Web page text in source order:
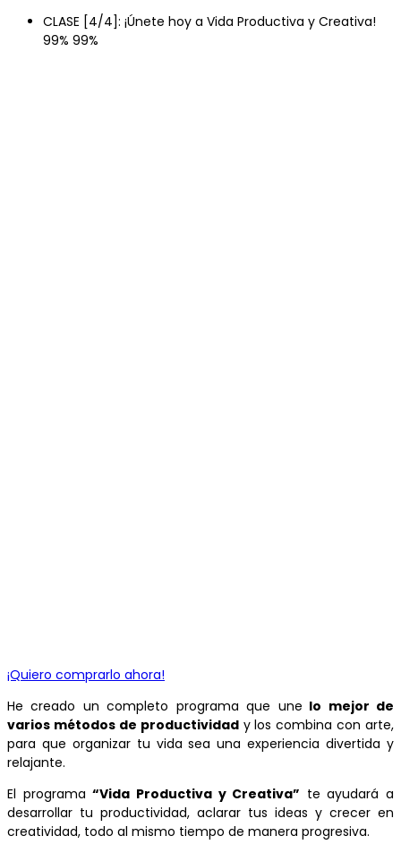
CLASE [4/4]: ¡Únete hoy a Vida Productiva y Creativa!
99% 99%
¡Quiero comprarlo ahora!
He creado un completo programa que une lo mejor de
varios métodos de productividady los combina con arte,
para que organizar tu vida sea una experiencia divertida y
relajante.
El programa“Vida Productiva y Creativa” te ayudará a
desarrollar tu productividad, aclarar tus ideas y crecer en
creatividad, todo al mismo tiempo de manera progresiva.